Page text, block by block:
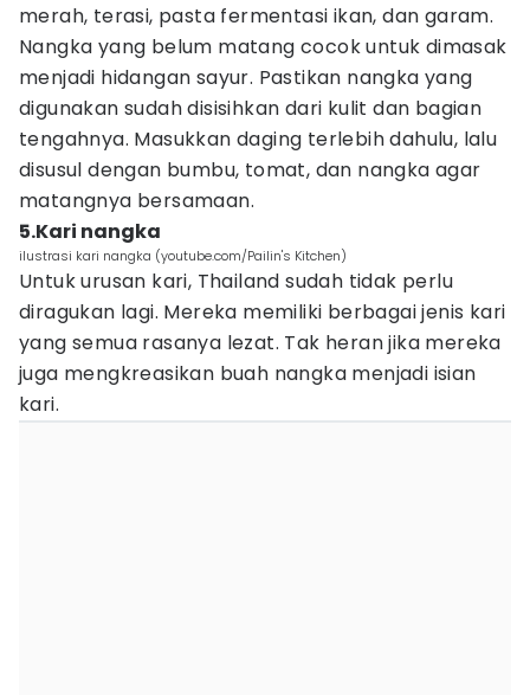
merah, terasi, pasta fermentasi ikan, dan garam.
Nangka yang belum matang cocok untuk dimasak
menjadi hidangan sayur. Pastikan nangka yang
digunakan sudah disisihkan dari kulit dan bagian
tengahnya. Masukkan daging terlebih dahulu, lalu
disusul dengan bumbu, tomat, dan nangka agar
matangnya bersamaan.
5.Kari nangka
ilustrasi kari nangka (youtube.com/Pailin's Kitchen)
Untuk urusan kari, Thailand sudah tidak perlu
diragukan lagi. Mereka memiliki berbagai jenis kari
yang semua rasanya lezat. Tak heran jika mereka
juga mengkreasikan buah nangka menjadi isian
kari.